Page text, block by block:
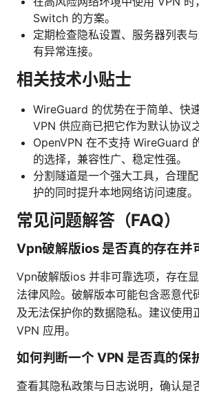
Switch 的方案。
定期检查隐私设置、服务器列表
有异常连接。
相关技术小贴士
WireGuard 的优势在于简单、快
VPN 供应商已把它作为默认协议之
OpenVPN 在不支持 WireGuard
的选择，兼容性广、稳定性强。
分割隧道是一个强大工具，合理
护的同时提升本地网络访问速度。
常见问题解答（FAQ）
Vpn破解版ios 是否真的存在并
Vpn破解版ios 并非可靠选项，存在
法律风险。破解版本可能包含恶意代
及无法保护你的数据隐私。建议使用
VPN 应用。
如何判断一个 VPN 是否真的保
查看其隐私政策与日志说明，确认是